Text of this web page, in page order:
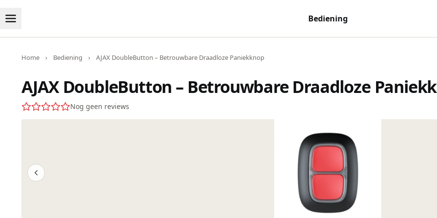
Bediening
Home › Bediening › AJAX DoubleButton – Betrouwbare Draadloze Paniekknop
AJAX DoubleButton – Betrouwbare Draadloze
Nog geen reviews